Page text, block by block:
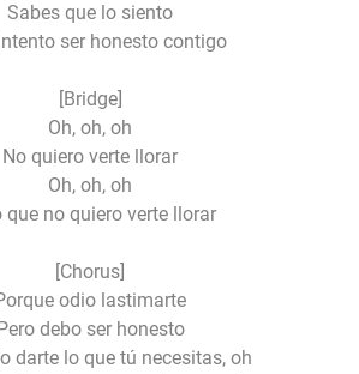
Sabes que lo siento
ser honesto contigo
[Bridge]
Oh, oh, oh
No quiero verte llorar
Oh, oh, oh
que no quiero verte llorar
[Chorus]
odio lastimarte
debo ser honesto
darte lo que tú necesitas, oh